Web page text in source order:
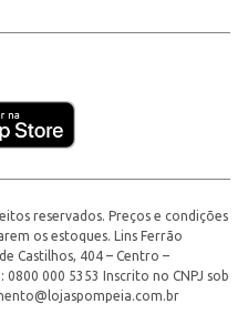
reservados. Preços e condições
os estoques. Lins Ferrão
Castilhos, 404 – Centro –
0800 000 5353 Inscrito no CNPJ sob